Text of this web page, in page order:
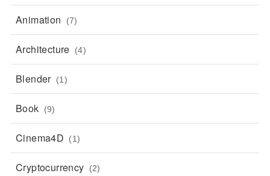
Animation (7)
Architecture (4)
Blender (1)
Book (9)
Cinema4D (1)
Cryptocurrency (2)